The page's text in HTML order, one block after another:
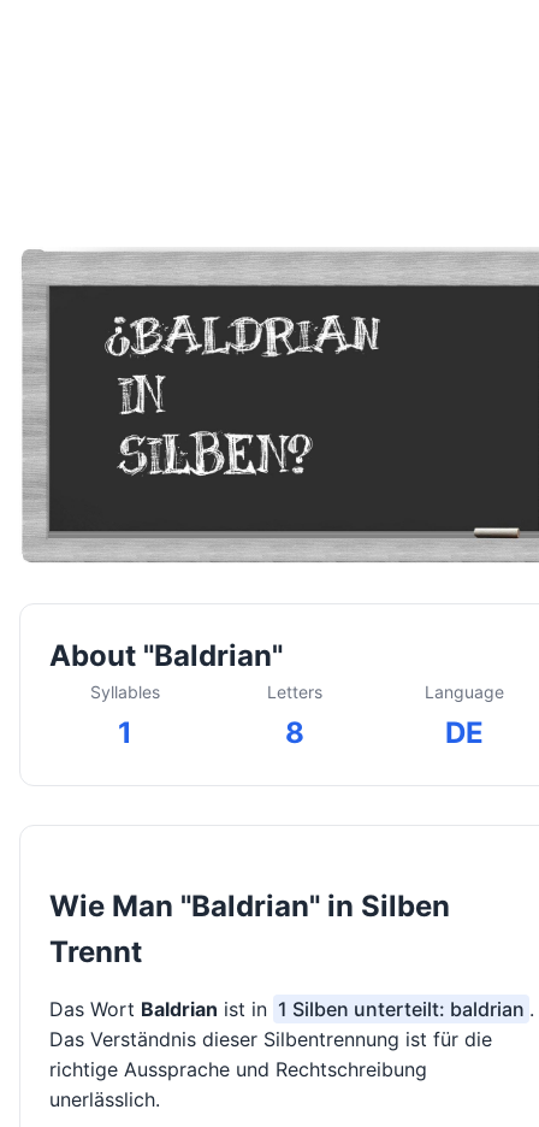
About "Baldrian"
Syllables
1
Letters
8
Language
DE
Wie Man "Baldrian" in Silben
Trennt
Das Wort Baldrian ist in 1 Silben unterteilt: baldrian .
Das Verständnis dieser Silbentrennung ist für die
richtige Aussprache und Rechtschreibung
unerlässlich.